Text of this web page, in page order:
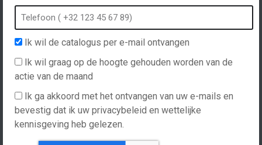
Buiten spa
Spa in de winter
Ingebouwde spa
Spa en hydrotherapie
Ik wil de catalogus per e-mail ontvangen
Ik wil graag op de hoogte gehouden worden van de
actie van de maand
Ik ga akkoord met het ontvangen van uw e-mails en
bevestig dat ik uw privacybeleid en wettelijke
kennisgeving heb gelezen.